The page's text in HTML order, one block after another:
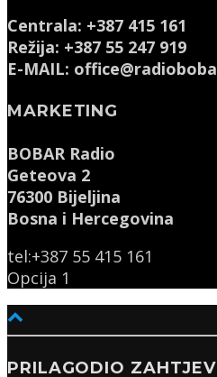
Centrala: +387 415 161
Režija: +387 55 247 919
E-MAIL:
MARKETING
BOBAR Radio
Geteova 2
76300 Bijeljina
Bosna i Hercegovina
tel:+387 55 415 161
Opcija 1
PRILAGODIO